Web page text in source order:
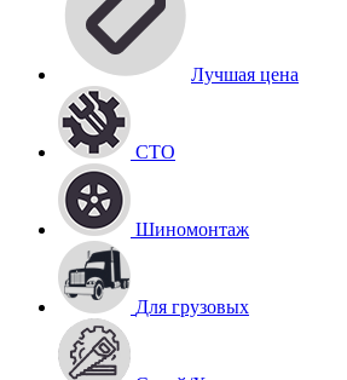
Лучшая цена
СТО
Шиномонтаж
Для грузовых